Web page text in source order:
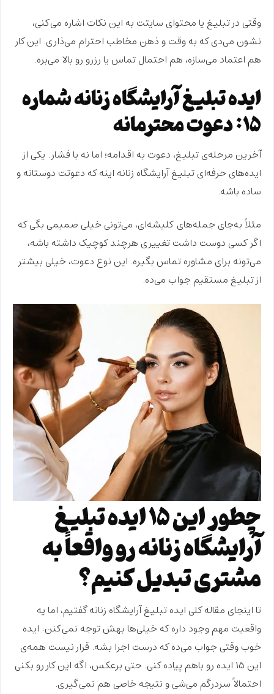
وقتی در تبلیغ یا محتوای سایتت به این نکات اشاره می‌کنی،
نشون می‌دی که به وقت و ذهن مخاطب احترام می‌ذاری. این کار
هم اعتماد می‌سازه، هم احتمال تماس یا رزرو رو بالا می‌بره.
ایده تبلیغ آرایشگاه زنانه شماره
۱۵: دعوت محترمانه
آخرین مرحله‌ی تبلیغ، دعوت به اقدامه؛ اما نه با فشار. یکی از
ایده‌های حرفه‌ای تبلیغ آرایشگاه زنانه اینه که دعوتت دوستانهو
ساده باشه.
مثلاً به‌جای جمله‌های کلیشه‌ای، می‌تونی خیلی صمیمی بگی که
اگر کسی دوست داشت تغییری هرچند کوچیک داشته باشه،
می‌تونه برای مشاوره تماس بگیره. این نوع دعوت، خیلی بیشتر
از تبلیغ مستقیم جواب می‌ده.
چطور این ۱۵ ایده تبلیغ
آرایشگاه زنانه رو واقعاً به
مشتری تبدیل کنیم؟
تا اینجای مقاله کلی ایده تبلیغآرایشگاه زنانه گفتیم، اما یه
واقعیت مهم وجود داره که خیلی‌ها بهش توجه نمی‌کنن: ایده
خوب وقتی جواب می‌ده که درست اجرا بشه. قرار نیست همه‌ی
این ۱۵ ایده رو باهم پیاده کنی. حتی برعکس، اگه این کار رو بکنی
احتمالاًسردرگم می‌شی و نتیجه خاصی هم نمی‌گیری.